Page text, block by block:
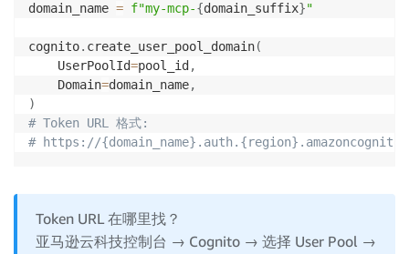
domain_name = f"my-mcp-{domain_suffix}"
cognito. create_user_pool_domain(
    UserPoolId
=pool_id ,
    Domain
=domain_name,
)
# Token URL 格式:
# https://
Token URL 在哪里找？
亚马逊云科技控制台 → Cognito → 选择 User Pool →